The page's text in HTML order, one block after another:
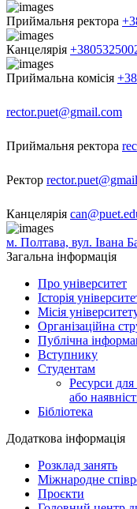
Приймальня ректора
Канцелярія
Приймальна комісія
rector.puet@gmail.com
Приймальня ректора
Ректор
Канцелярія
м. Полтава, вул. Івана
Загальна інформація
Про університет
Історія
Місія
Організаційна
Публічна
Вступнику
Студентам
Ресурси для
або
Бібліотека
Додаткова інформація
Розклад занять
Міжнародне
Проєкти